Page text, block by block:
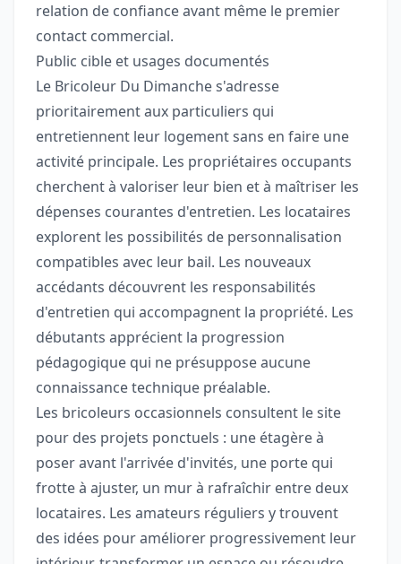
relation de confiance avant même le premier
contact commercial.
Public cible et usages documentés
Le Bricoleur Du Dimanche s'adresse
prioritairement aux particuliers qui
entretiennent leur logement sans en faire une
activité principale. Les propriétaires occupants
cherchent à valoriser leur bien et à maîtriser les
dépenses courantes d'entretien. Les locataires
explorent les possibilités de personnalisation
compatibles avec leur bail. Les nouveaux
accédants découvrent les responsabilités
d'entretien qui accompagnent la propriété. Les
débutants apprécient la progression
pédagogique qui ne présuppose aucune
connaissance technique préalable.
Les bricoleurs occasionnels consultent le site
pour des projets ponctuels : une étagère à
poser avant l'arrivée d'invités, une porte qui
frotte à ajuster, un mur à rafraîchir entre deux
locataires. Les amateurs réguliers y trouvent
des idées pour améliorer progressivement leur